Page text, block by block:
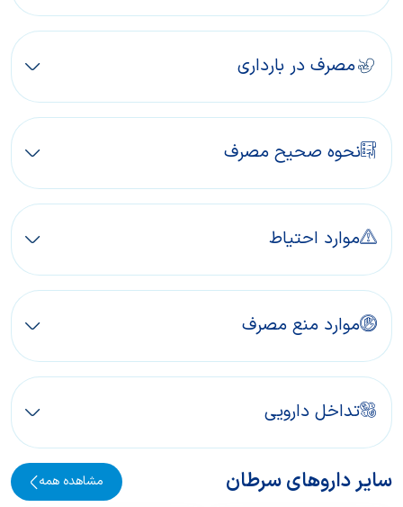
مصرف در بارداری
نحوه صحیح مصرف
موارد احتیاط
موارد منع مصرف
تداخل دارویی
سایر داروهای سرطان مشاهده همه